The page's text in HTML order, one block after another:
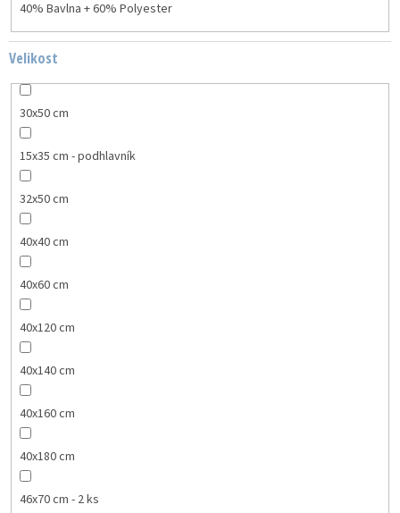
40% Bavlna + 60% Polyester
Velikost
30x50 cm
15x35 cm - podhlavník
32x50 cm
40x40 cm
40x60 cm
40x120 cm
40x140 cm
40x160 cm
40x180 cm
46x70 cm - 2 ks